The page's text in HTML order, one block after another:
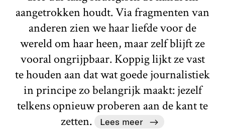
aangetrokken houdt. Via fragmenten van
anderen zien we haar liefde voor de
wereld om haar heen, maar zelf blijft ze
vooral ongrijpbaar. Koppig lijkt ze vast
te houden aan dat wat goede journalistiek
in principe zo belangrijk maakt: jezelf
telkens opnieuw proberen aan de kant te
zetten.
Lees meer